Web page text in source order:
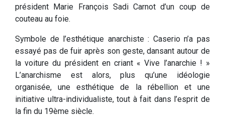
président Marie François Sadi Carnot d’un coup de
couteau au foie.
Symbole de l’esthétique anarchiste : Caserio n’a pas
essayé pas de fuir après son geste, dansant autour de
la voiture du président en criant « Vive l’anarchie ! »
L’anarchisme est alors, plus qu’une idéologie
organisée, une esthétique de la rébellion et une
initiative ultra-individualiste, tout à fait dans l’esprit de
la fin du 19ème siècle.